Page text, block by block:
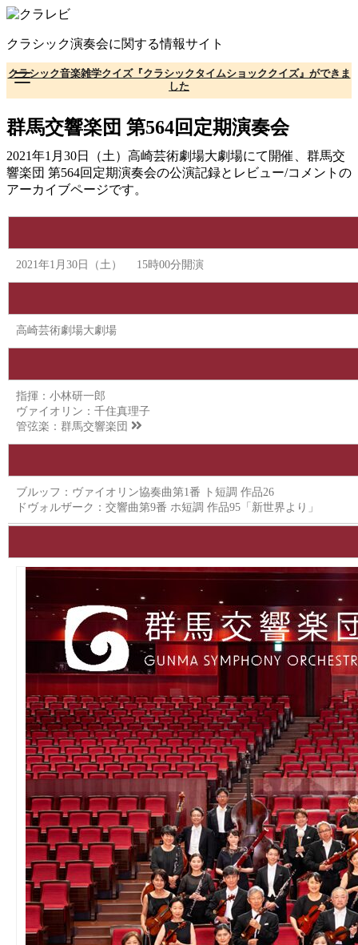
コ
テ
ン
ツ
へ
動
クラシック演奏会に関する情報サイト
クラシック音楽雑学クイズ『クラシックタイムショッククイズ』ができま
した
群馬交響楽団 第564回定期演奏会
2021年1月30日（土）高崎芸術劇場大劇場にて開催、群馬交
響楽団 第564回定期演奏会の公演記録とレビュー/コメントの
アーカイブページです。
2021年1月30日（土） 15時00分開演
高崎芸術劇場大劇場
指揮：小林研一郎
ヴァイオリン：千住真理子
管弦楽： 群馬交響楽団
ブルッフ：ヴァイオリン協奏曲第1番 ト短調 作品26
ドヴォルザーク：交響曲第9番 ホ短調 作品95「新世界より」